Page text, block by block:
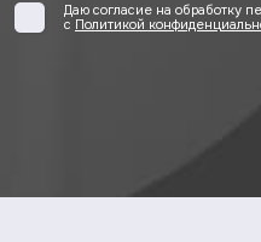
Даю согласие на обработку
с Политикой